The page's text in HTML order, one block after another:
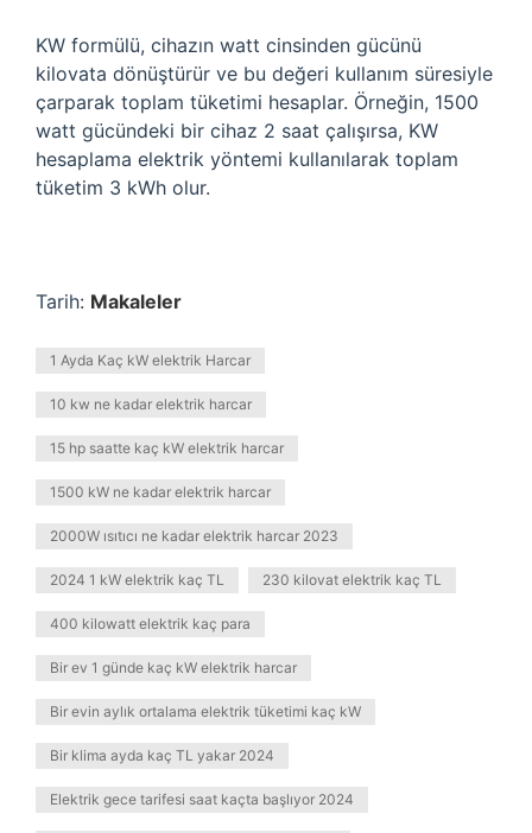
KW formülü, cihazın watt cinsinden gücünü
kilovata dönüştürür ve bu değeri kullanım süresiyle
çarparak toplam tüketimi hesaplar. Örneğin, 1500
watt gücündeki bir cihaz 2 saat çalışırsa, KW
hesaplama elektrik yöntemi kullanılarak toplam
tüketim 3 kWh olur.
Tarih: Makaleler
1 Ayda Kaç kW elektrik Harcar
10 kw ne kadar elektrik harcar
15 hp saatte kaç kW elektrik harcar
1500 kW ne kadar elektrik harcar
2000W ısıtıcı ne kadar elektrik harcar 2023
2024 1 kW elektrik kaç TL 230 kilovat elektrik kaç TL
400 kilowatt elektrik kaç para
Bir ev 1 günde kaç kW elektrik harcar
Bir evin aylık ortalama elektrik tüketimi kaç kW
Bir klima ayda kaç TL yakar 2024
Elektrik gece tarifesi saat kaçta başlıyor 2024